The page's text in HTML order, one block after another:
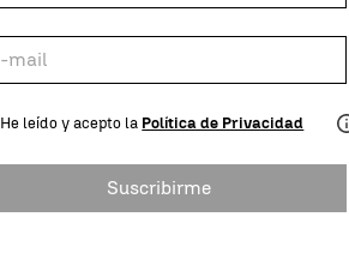
He leído y acepto la Política de Privacidad
Suscribirme